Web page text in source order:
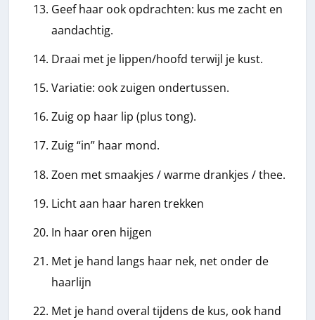
Geef haar ook opdrachten: kus me zacht en
aandachtig.
Draai met je lippen/hoofd terwijl je kust.
Variatie: ook zuigen ondertussen.
Zuig op haar lip (plus tong).
Zuig “in” haar mond.
Zoen met smaakjes / warme drankjes / thee.
Licht aan haar haren trekken
In haar oren hijgen
Met je hand langs haar nek, net onder de
haarlijn
Met je hand overal tijdens de kus, ook hand